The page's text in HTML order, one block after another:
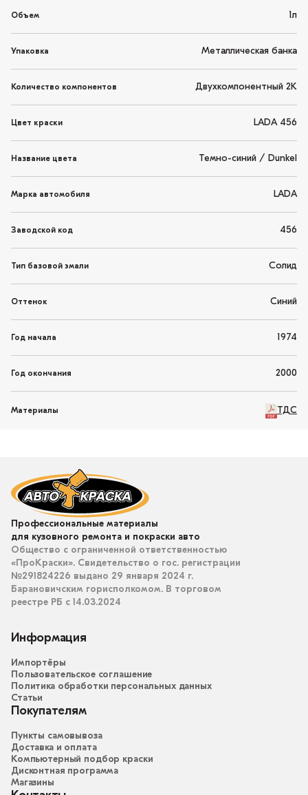
Объем 1л
Упаковка Металлическая банка
Количество компонентов Двухкомпонентный 2K
Цвет краски LADA 456
Название цвета Темно-синий / Dunkel
Марка автомобиля LADA
Заводской код 456
Тип базовой эмали Солид
Оттенок Синий
Год начала 1974
Год окончания 2000
Материалы ТДС
Профессиональные материалы
для кузовного ремонта и покраски авто
Общество с ограниченной ответственностью
«ПроКраски». Свидетельство о гос. регистрации
№291824226 выдано 29 января 2024 г.
Барановичским горисполкомом. В торговом
реестре РБ с 14.03.2024
Информация
Импортёры
Пользовательское соглашение
Политика обработки персональных данных
Статьи
Покупателям
Пункты самовывоза
Доставка и оплата
Компьютерный подбор краски
Дисконтная программа
Магазины